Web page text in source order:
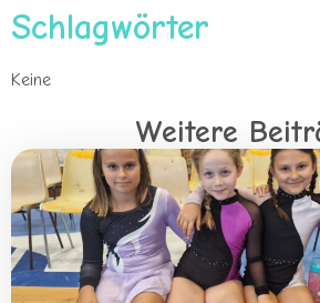
Schlagwörter
Keine
Weitere